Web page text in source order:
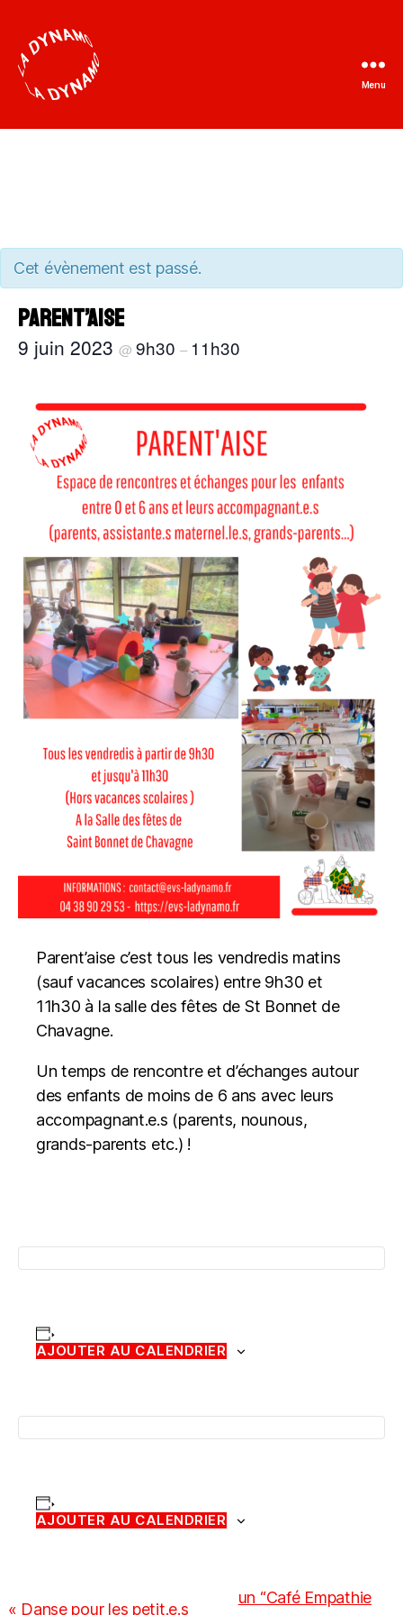
Dynamo
Menu
Cet évènement est passé.
Parent’aise
9 juin 2023 @ 9h30 – 11h30
Parent’aise c’est tous les vendredis matins
(sauf vacances scolaires) entre 9h30 et
11h30 à la salle des fêtes de St Bonnet de
Chavagne.
Un temps de rencontre et d’échanges autour
des enfants de moins de 6 ans avec leurs
accompagnant.e.s (parents, nounous,
grands-parents etc.) !
AJOUTER AU CALENDRIER
AJOUTER AU CALENDRIER
N« Danse pour les petit.e.s
un “Café Empathie